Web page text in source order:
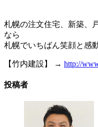
札幌の注文住宅、新築、
なら
札幌でいちばん笑顔と感
【竹内建設】 → http://
投稿者